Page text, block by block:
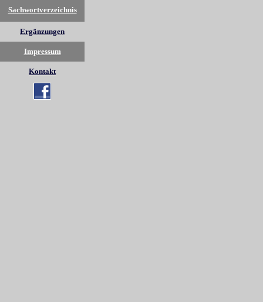
Sachwortverzeichnis
Ergänzungen
Impressum
Kontakt